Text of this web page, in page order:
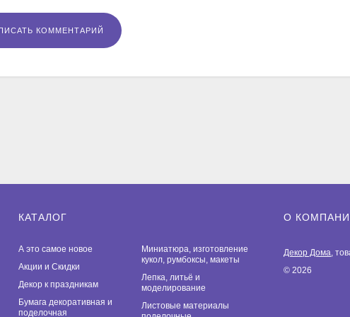
КАТАЛОГ
А это самое новое
Акции и Скидки
Декор к праздникам
Бумага декоративная и
поделочная
Миниатюра, изготовление
кукол, румбоксы, макеты
Лепка, литьё и
моделирование
Листовые материалы
О
Декор Дома,
© 2026